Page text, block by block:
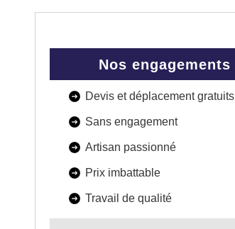
Nos engagements
Devis et déplacement gratuits
Sans engagement
Artisan passionné
Prix imbattable
Travail de qualité